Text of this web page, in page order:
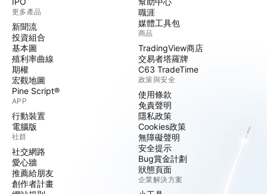
更多產品
新聞流
投資組合
基本圖
殖利率曲線
期權
宏觀地圖
Pine Script®
APP
行動裝置
電腦版
社群
社交網路
愛心牆
推薦給朋友
創作者計畫
職涯
媒體工具包
商品
TradingView商店
交易者塔羅牌
C63 TradeTime
政策與安全
使用條款
免責聲明
隱私政策
Cookies政策
無障礙聲明
安全提示
Bug賞金計劃
狀態頁面
企業解決方案